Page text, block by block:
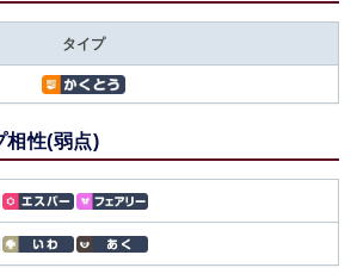
タイプ
相性(弱点)